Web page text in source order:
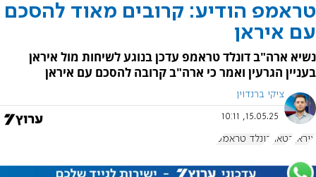
טראמפ הודיע: קרובים מאוד להסכם
עם איראן
נשיא ארה"ב דונלד טראמפ עדכן בנוגע לשיחות מול איראן
בעניין הגרעין ואמר כי ארה"ב קרובה להסכם עם איראן
ציקי ברנדוין
15.05.25, 10:11
איראן קטאר דונלד טראמפ